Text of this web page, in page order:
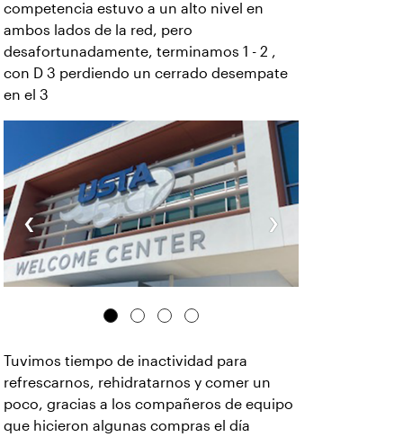
competencia estuvo a un alto nivel en
ambos lados de la red, pero
desafortunadamente, terminamos 1 - 2 ,
con D 3 perdiendo un cerrado desempate
en el 3
‹ ›
Tuvimos tiempo de inactividad para
refrescarnos, rehidratarnos y comer un
poco, gracias a los compañeros de equipo
que hicieron algunas compras el día